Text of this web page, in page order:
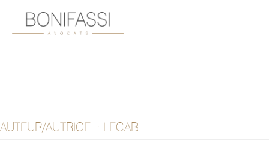
AUTEUR/AUTRICE : LECAB